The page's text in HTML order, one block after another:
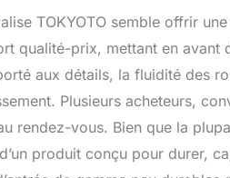
TOKYOTO semble offrir
qualité-prix, mettant en avant
aux détails, la fluidité des
Plusieurs acheteurs,
vous. Bien que la
produit conçu pour durer,